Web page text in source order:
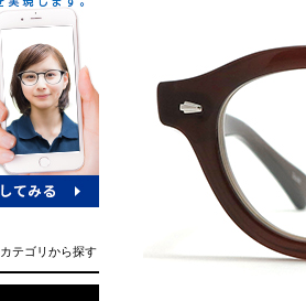
カテゴリから探す